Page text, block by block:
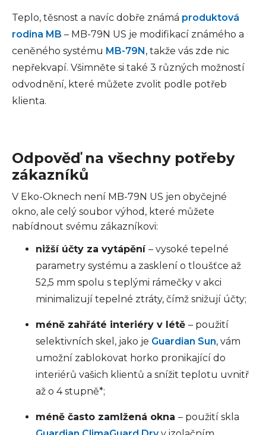
Teplo, těsnost a navíc dobře známá produktová
rodina MB – MB-79N US je modifikací známého a
ceněného systému MB-79N, takže vás zde nic
nepřekvapí. Všimněte si také 3 různých možností
odvodnění, které můžete zvolit podle potřeb
klienta.
Odpověď na všechny potřeby
zákazníků
V Eko-Oknech není MB-79N US jen obyčejné
okno, ale celý soubor výhod, které můžete
nabídnout svému zákazníkovi:
nižší účty za vytápění – vysoké tepelné
parametry systému a zasklení o tloušťce až
52,5 mm spolu s teplými rámečky v akci
minimalizují tepelné ztráty, čímž snižují účty;
méně zahřáté interiéry v létě – použití
selektivních skel, jako je Guardian Sun, vám
umožní zablokovat horko pronikající do
interiérů vašich klientů a snížit teplotu uvnitř
až o 4 stupně*;
méně často zamlžená okna – použití skla